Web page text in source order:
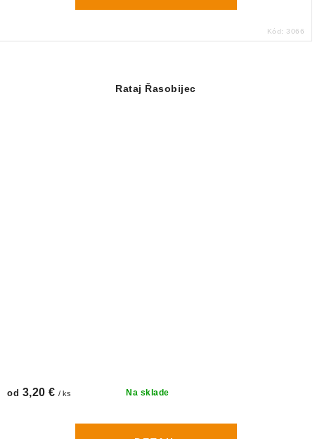
Kód: 3066
Rataj Řasobijec
Na sklade
od 3,20 € / ks